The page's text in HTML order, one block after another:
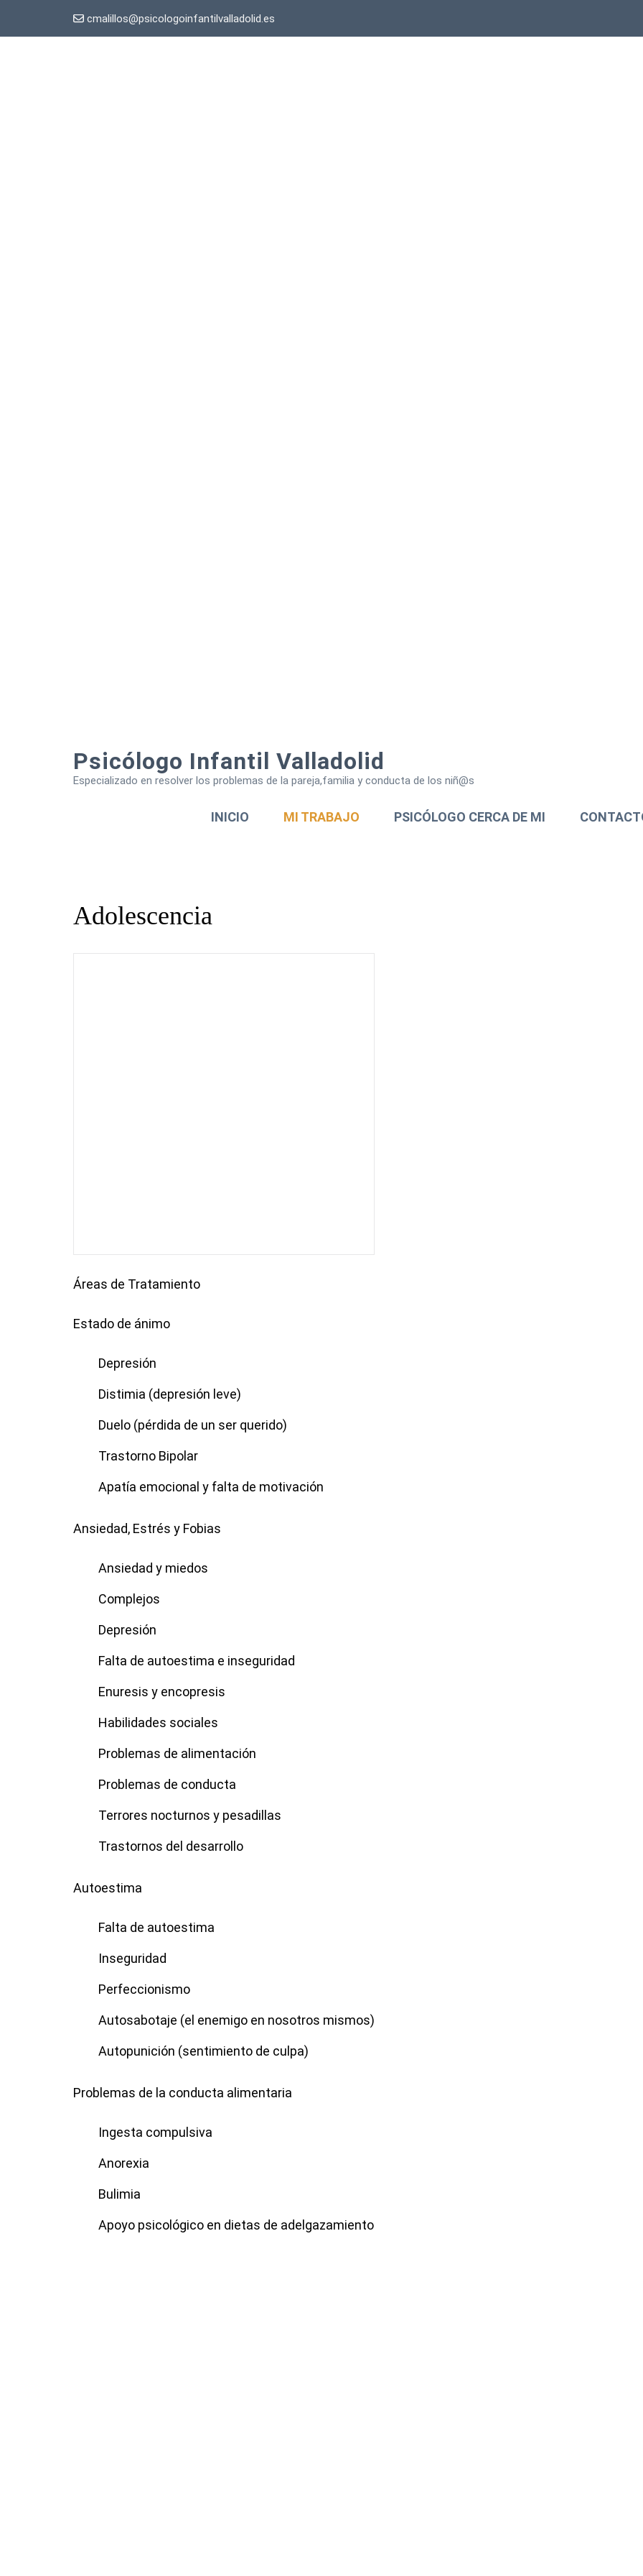
cmalillos@psicologoinfantilvalladolid.es
Psicólogo Infantil Valladolid
Especializado en resolver los problemas de la pareja,familia y conducta de los niñ@s
INICIO MI TRABAJO PSICÓLOGO CERCA DE MI
Adolescencia
Áreas de Tratamiento
Estado de ánimo
Depresión
Distimia (depresión leve)
Duelo (pérdida de un ser querido)
Trastorno Bipolar
Apatía emocional y falta de motivación
Ansiedad, Estrés y Fobias
Ansiedad y miedos
Complejos
Depresión
Falta de autoestima e inseguridad
Enuresis y encopresis
Habilidades sociales
Problemas de alimentación
Problemas de conducta
Terrores nocturnos y pesadillas
Trastornos del desarrollo
Autoestima
Falta de autoestima
Inseguridad
Perfeccionismo
Autosabotaje (el enemigo en nosotros mismos)
Autopunición (sentimiento de culpa)
Problemas de la conducta alimentaria
Ingesta compulsiva
Anorexia
Bulimia
Apoyo psicológico en dietas de adelgazamiento